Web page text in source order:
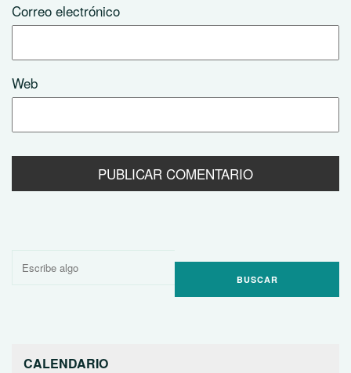
Correo electrónico
Web
Buscar
CALENDARIO